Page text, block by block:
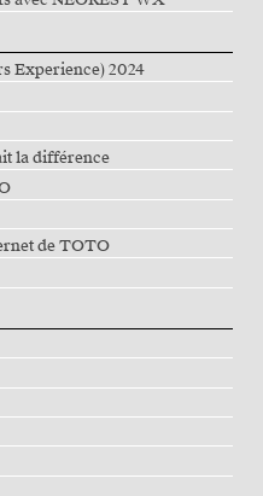
Experience) 2024
la différence
de TOTO